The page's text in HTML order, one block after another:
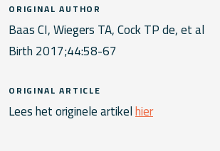
ORIGINAL AUTHOR
Baas CI, Wiegers TA, Cock TP de, et al
Birth 2017;44:58-67
ORIGINAL ARTICLE
Lees het originele artikelhier